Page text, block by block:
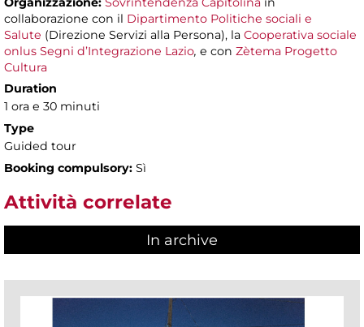
collaborazione con il Dipartimento Politiche sociali e
Salute (Direzione Servizi alla Persona), la Cooperativa sociale
onlus Segni d’Integrazione Lazio, e con Zètema Progetto
Cultura
Duration
1 ora e 30 minuti
Type
Guided tour
Booking compulsory: Sì
Attività correlate
In archive